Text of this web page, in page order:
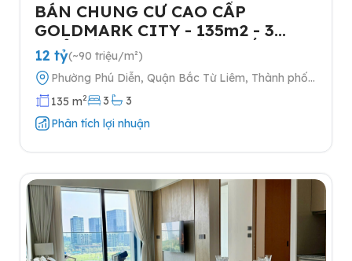
BÁN CHUNG CƯ CAO CẤP
GOLDMARK CITY - 135m2 - 3
NGỦ-TẶNG FULL NỘI THẤT- 2
SLOT Ô TÔ
12 tỷ(~90 triệu/m²)
Phường Phú Diễn, Quận Bắc Từ Liêm, Thành phố
Hà Nội
135 m2 3
3
Phân tích lợi nhuận